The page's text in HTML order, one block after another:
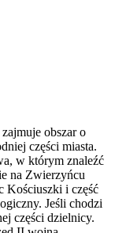
obszar o
części miasta.
w którym znaleźć
na Zwierzyńcu
Kościuszki i część
Jeśli chodzi
części dzielnicy.